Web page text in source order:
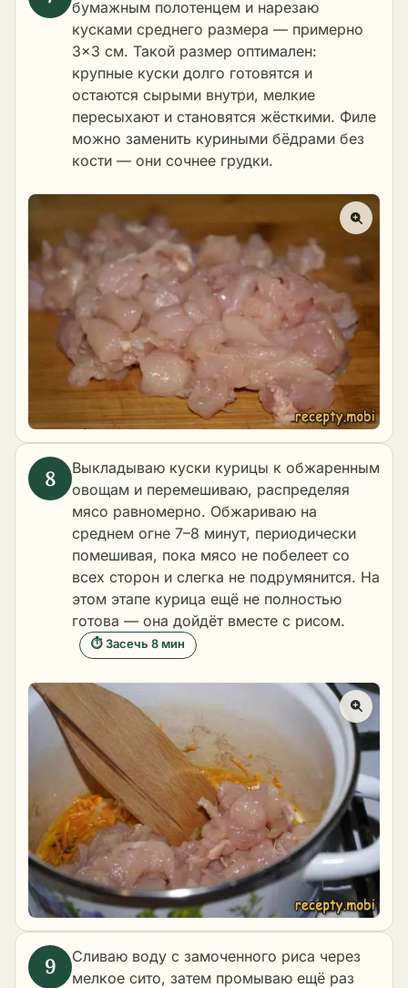
бумажным полотенцем и нарезаю
кусками среднего размера — примерно
3×3 см. Такой размер оптимален:
крупные куски долго готовятся и
остаются сырыми внутри, мелкие
пересыхают и становятся жёсткими. Филе
можно заменить куриными бёдрами без
кости — они сочнее грудки.
Выкладываю куски курицы к обжаренным
овощам и перемешиваю, распределяя
мясо равномерно. Обжариваю на
среднем огне 7–8 минут, периодически
помешивая, пока мясо не побелеет со
всех сторон и слегка не подрумянится. На
этом этапе курица ещё не полностью
готова — она дойдёт вместе с рисом.
⏱ Засечь 8 мин
Сливаю воду с замоченного риса через
мелкое сито, затем промываю ещё раз